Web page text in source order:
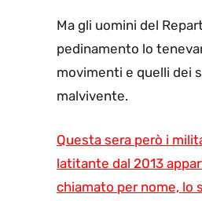
Ma gli uomini del
pedinamento lo
movimenti e quelli dei
malvivente.
Questa sera però i
latitante dal 2013
chiamato per nome, lo